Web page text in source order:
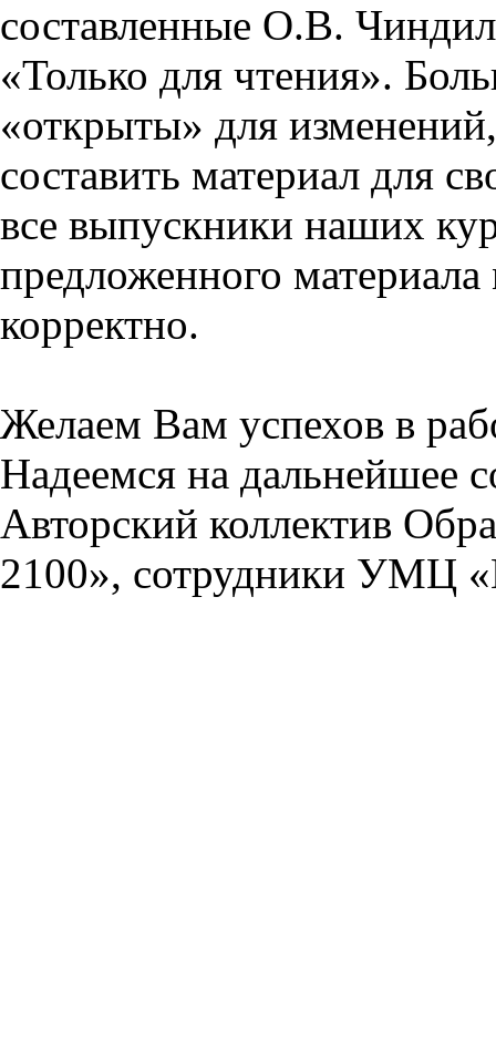
составленные О.В.
«Только для чтения».
«открыты» для
составить материал для
все выпускники наших
предложенного
корректно.
Желаем Вам успехов в
Надеемся на дальнейшее
Авторский коллектив
2100», сотрудники УМЦ